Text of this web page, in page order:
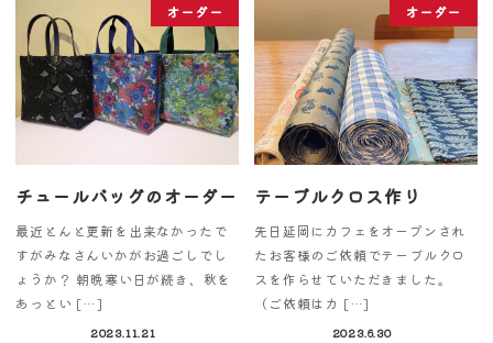
オーダー
チュールバッグのオーダー
最近とんと更新を出来なかったで
すがみなさんいかがお過ごしでし
ょうか？ 朝晩寒い日が続き、秋を
あっとい […]
2023.11.21
オーダー
テーブルクロス作り
先日延岡にカフェをオープンされ
たお客様のご依頼でテーブルクロ
スを作らせていただきました。
（ご依頼はカ […]
2023.6.30